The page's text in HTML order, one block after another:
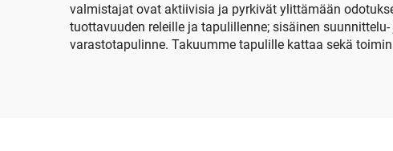
valmistajat ovat aktiivisia ja pyrkivät ylittämään
tuottavuuden releille ja tapulillenne; sisäinen
varastotapulinne. Takuumme tapulille kattaa sekä